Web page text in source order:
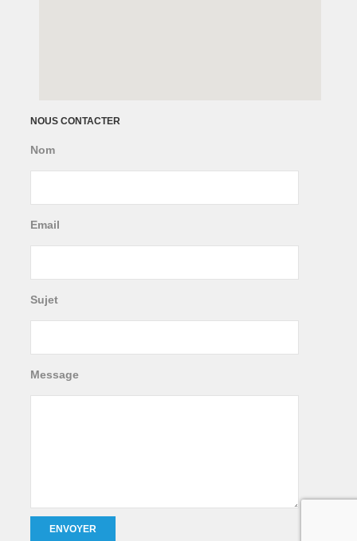
NOUS CONTACTER
Nom
Email
Sujet
Message